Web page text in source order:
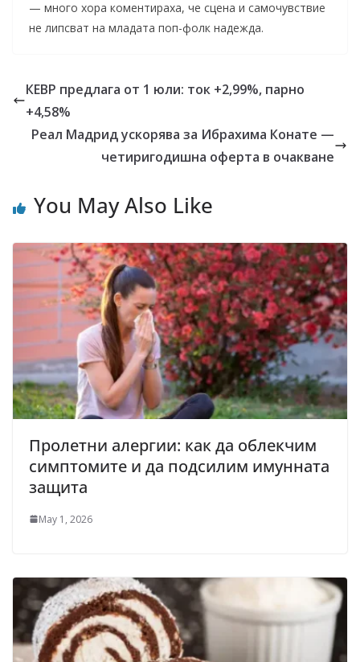
— много хора коментираха, че сцена и самочувствие
не липсват на младата поп-фолк надежда.
КЕВР предлага от 1 юли: ток +2,99%, парно
+4,58%
Реал Мадрид ускорява за Ибрахима Конате —
четиригодишна оферта в очакване
You May Also Like
Пролетни алергии: как да облекчим
симптомите и да подсилим имунната
защита
May 1, 2026